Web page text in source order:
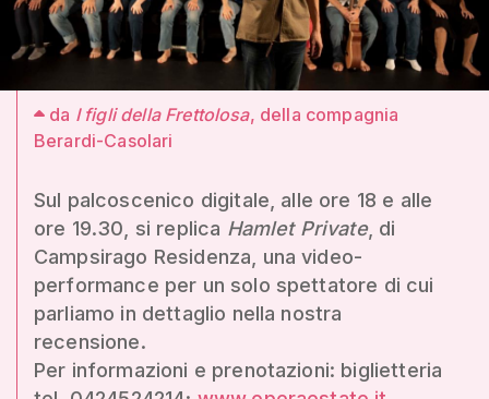
da I figli della Frettolosa, della compagnia
Berardi-Casolari
Sul palcoscenico digitale, alle ore 18 e alle
ore 19.30, si replica Hamlet Private, di
Campsirago Residenza, una video-
performance per un solo spettatore di cui
parliamo in dettaglio nella nostra
recensione.
Per informazioni e prenotazioni: biglietteria